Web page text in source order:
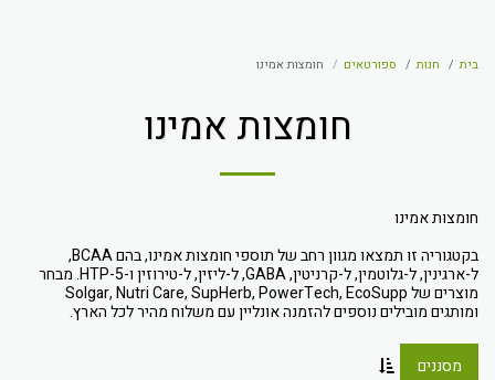
בית חנות ספורטאים חומצות אמינו
חומצות אמינו
בקטגוריה זו תמצאו מגוון רחב של תוספי חומצות אמינו, בהם BCAA,
ל-ארגינין, ל-גלוטמין, ל-קרניטין, GABA, ל-ליזין, ל-טירוזין ו-5-HTP. מבחר
מוצרים של Solgar, Nutri Care, SupHerb, PowerTech, EcoSupp
ומותגים מובילים נוספים להזמנה אונליין עם משלוח מהיר לכל הארץ.
מסננים